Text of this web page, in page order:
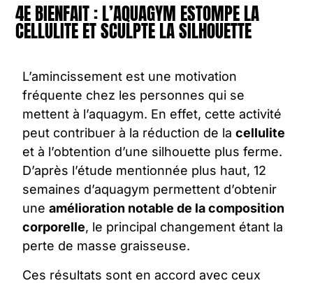
4E BIENFAIT : L’AQUAGYM ESTOMPE LA
CELLULITE ET SCULPTE LA SILHOUETTE
L’amincissement est une motivation
fréquente chez les personnes qui se
mettent à l’aquagym. En effet, cette activité
peut contribuer à la réduction de lacellulite
et à l’obtention d’une silhouette plus ferme.
D’après l’étude mentionnée plus haut, 12
semaines d’aquagym permettent d’obtenir
uneamélioration notable de la composition
corporelle, le principal changement étant la
perte de masse graisseuse.
Ces résultats sont en accord avec ceux